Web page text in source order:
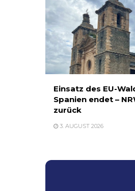
Einsatz des EU-
Spanien endet –
zurück
3. AUGUST 2026